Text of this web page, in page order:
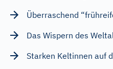
Überraschend
Das Wispern des
Starken Keltinnen auf